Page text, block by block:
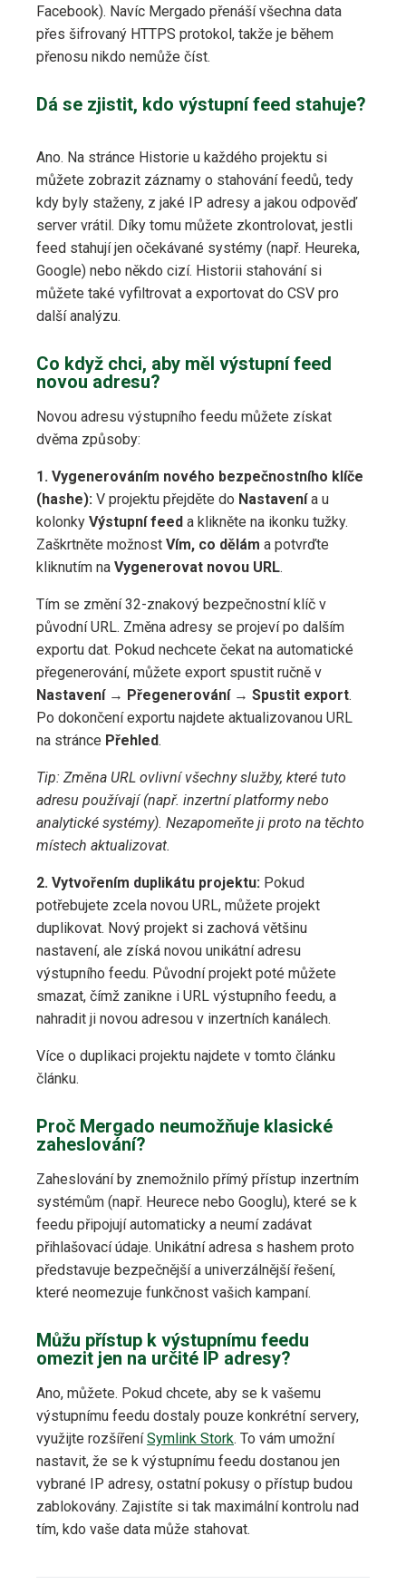
Facebook). Navíc Mergado přenáší všechna data
přes šifrovaný HTTPS protokol, takže je během
přenosu nikdo nemůže číst.
Dá se zjistit, kdo výstupní feed stahuje?
Ano. Na stránce Historie u každého projektu si
můžete zobrazit záznamy o stahování feedů, tedy
kdy byly staženy, z jaké IP adresy a jakou odpověď
server vrátil. Díky tomu můžete zkontrolovat, jestli
feed stahují jen očekávané systémy (např. Heureka,
Google) nebo někdo cizí. Historii stahování si
můžete také vyfiltrovat a exportovat do CSV pro
další analýzu.
Co když chci, aby měl výstupní feed
novou adresu?
Novou adresu výstupního feedu můžete získat
dvěma způsoby:
1. Vygenerováním nového bezpečnostního klíče
(hashe): V projektu přejděte do Nastavenía u
kolonky Výstupní feed a klikněte na ikonku tužky.
Zaškrtněte možnost Vím, co dělám a potvrďte
kliknutím na Vygenerovat novou URL.
Tím se změní 32-znakový bezpečnostní klíč v
původní URL. Změna adresy se projeví po dalším
exportu dat. Pokud nechcete čekat na automatické
přegenerování, můžete export spustit ručně v
Nastavení→ Přegenerování→ Spustit export.
Po dokončení exportu najdete aktualizovanou URL
na stránce Přehled.
Tip: Změna URL ovlivní všechny služby, které tuto
adresu používají (např. inzertní platformy nebo
analytické systémy). Nezapomeňte ji proto na těchto
místech aktualizovat.
2. Vytvořením duplikátu projektu: Pokud
potřebujete zcela novou URL, můžete projekt
duplikovat. Nový projekt si zachová většinu
nastavení, ale získá novou unikátní adresu
výstupního feedu. Původní projekt poté můžete
smazat, čímž zanikne i URL výstupního feedu, a
nahradit ji novou adresou v inzertních kanálech.
Více o duplikaci projektu najdete v tomto článku
článku.
Proč Mergado neumožňuje klasické
zaheslování?
Zaheslování by znemožnilo přímý přístup inzertním
systémům (např. Heurece nebo Googlu), které se k
feedu připojují automaticky a neumí zadávat
přihlašovací údaje. Unikátní adresa s hashem proto
představuje bezpečnější a univerzálnější řešení,
které neomezuje funkčnost vašich kampaní.
Můžu přístup k výstupnímu feedu
omezit jen na určité IP adresy?
Ano, můžete. Pokud chcete, aby se k vašemu
výstupnímu feedu dostaly pouze konkrétní servery,
využijte rozšířeníSymlink Stork. To vám umožní
nastavit, že se k výstupnímu feedu dostanou jen
vybrané IP adresy, ostatní pokusy o přístup budou
zablokovány. Zajistíte si tak maximální kontrolu nad
tím, kdo vaše data může stahovat.